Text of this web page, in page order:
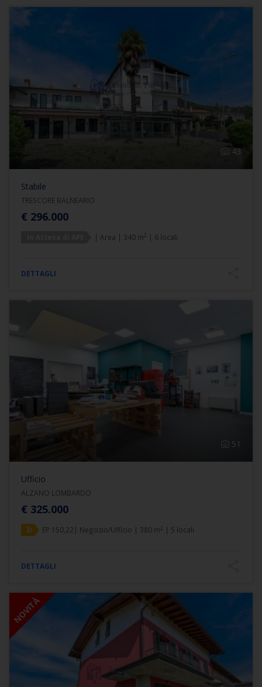
43
Stabile
TRESCORE BALNEARIO
€ 296.000
| Area | 340 m2 | 6 locali
DETTAGLI
51
Ufficio
ALZANO LOMBARDO
€ 325.000
D EP 150,22| Negozio/Ufficio | 380 m2 | 5 locali
DETTAGLI
NOVITÀ